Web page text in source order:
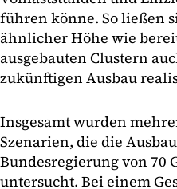
führen könne. So ließen
ähnlicher Höhe wie
ausgebauten Clustern
zukünftigen Ausbau
Insgesamt wurden
Szenarien, die die
Bundesregierung von 70
untersucht. Bei einem